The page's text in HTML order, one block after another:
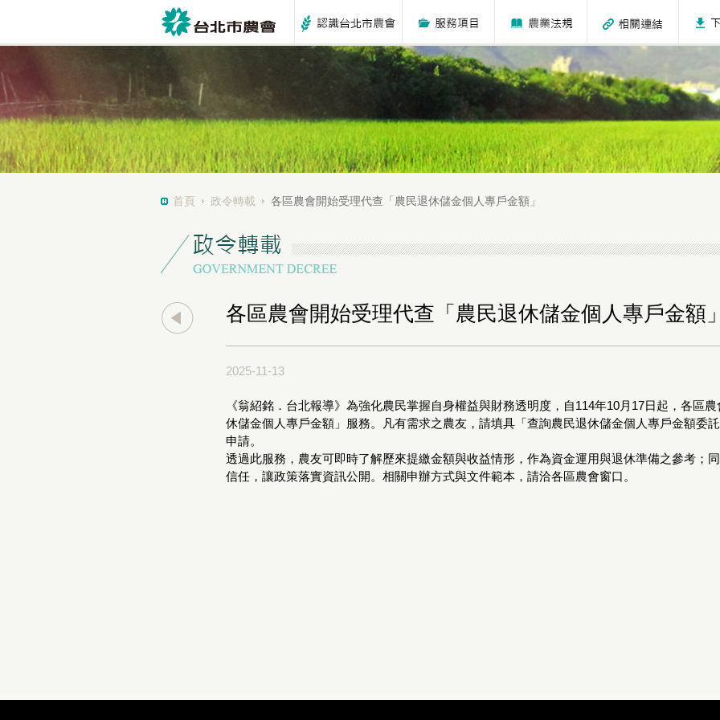
首頁 政令轉載 各區農會開始受理代查「農民退休儲金個人專戶金額」
各區農會開始受理代查「農民退休儲金個人專戶金額
2025-11-13
《翁紹銘．台北報導》為強化農民掌握自身權益與財務透明度，自114年10月17日起，各區
休儲金個人專戶金額」服務。凡有需求之農友，請填具「查詢農民退休儲金個人專戶金額委
申請。
透過此服務，農友可即時了解歷來提繳金額與收益情形，作為資金運用與退休準備之參考；
信任，讓政策落實資訊公開。相關申辦方式與文件範本，請洽各區農會窗口。